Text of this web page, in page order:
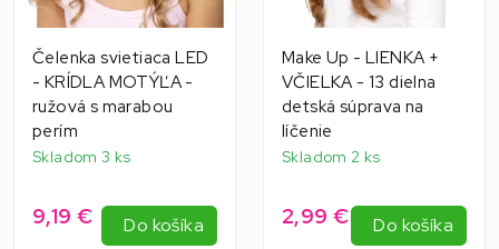
Čelenka svietiaca LED
- KRÍDLA MOTÝĽA -
ružová s marabou
perím
Skladom 3 ks
9,19 € Do košíka
Make Up - LIENKA +
VČIELKA - 13 dielna
detská súprava na
líčenie
Skladom 2 ks
2,99 € Do košíka